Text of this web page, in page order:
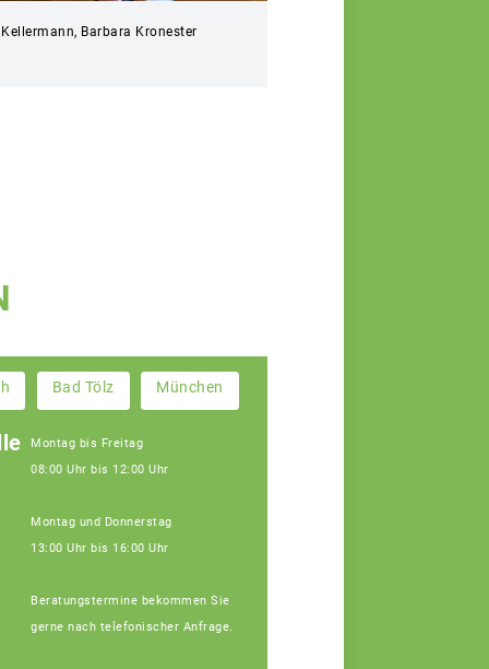
Barbara Kronester
Bad Tölz München
Montag bis Freitag
08:00 Uhr bis 12:00 Uhr
Montag und Donnerstag
13:00 Uhr bis 16:00 Uhr
Beratungstermine bekommen Sie
gerne nach telefonischer Anfrage.